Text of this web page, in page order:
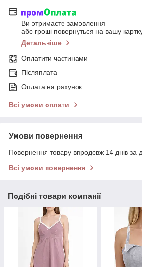
Ви отримаєте замовлення
або гроші повернуться на вашу
Детальніше
Оплатити частинами
Післяплата
Оплата на рахунок
Всі умови оплати
Умови повернення
Повернення товару впродовж 14 днів за
Всі умови повернення
Подібні товари компанії